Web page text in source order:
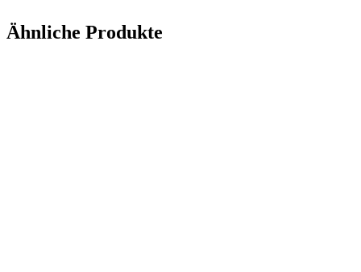
Ähnliche Produkte